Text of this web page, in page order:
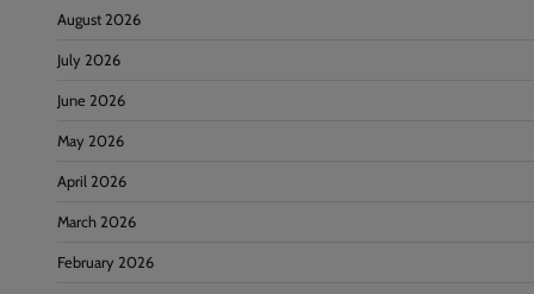
August 2026
July 2026
June 2026
May 2026
April 2026
March 2026
February 2026